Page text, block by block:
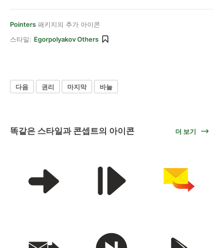
Pointers 패키지의 추가 아이콘
스타일: Egorpolyakov Others
다음 권리 마지막 바늘
똑같은 스타일과 콘셉트의 아이콘 더 보기